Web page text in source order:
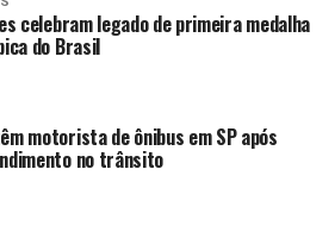
do Pavilhão de Exposições
celebram legado de primeira medalha
do Brasil
motorista de ônibus em SP após
no trânsito